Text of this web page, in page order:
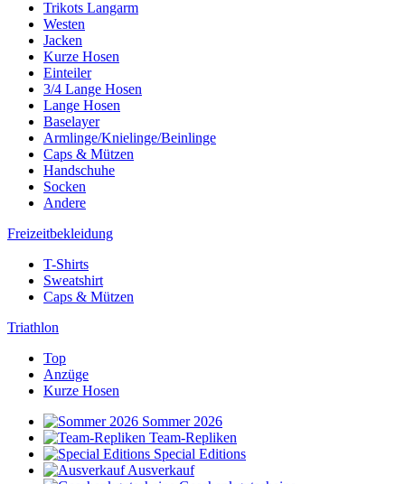
Trikots Langarm
Westen
Jacken
Kurze Hosen
Einteiler
3/4 Lange Hosen
Lange Hosen
Baselayer
Armlinge/Knielinge/Beinlinge
Caps & Mützen
Handschuhe
Socken
Andere
Freizeitbekleidung
T-Shirts
Sweatshirt
Caps & Mützen
Triathlon
Top
Anzüge
Kurze Hosen
Sommer 2026
Team-Repliken
Special Editions
Ausverkauf